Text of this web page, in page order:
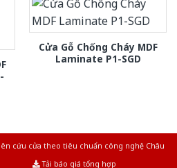
Cửa Gỗ Chống Cháy MDF
Laminate P1-SGD
cứu cửa theo tiêu chuẩn công nghệ Châu
Tải báo giá tổng hợp